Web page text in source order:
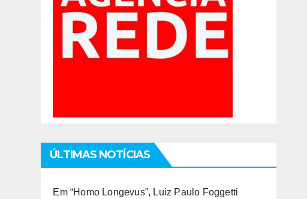
ÚLTIMAS NOTÍCIAS
Em “Homo Longevus”, Luiz Paulo Foggetti